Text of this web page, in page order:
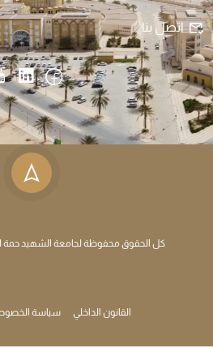
اتصل بنا
كل الحقوق محفوظة لجامعة الشهيد حمة
القانون الداخلي سياسة